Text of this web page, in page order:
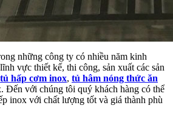
những công ty có nhiều năm kinh
vực thiết kế, thi công, sản xuất các sản
tủ hấp cơm inox, tủ hâm nóng thức ăn
Đến với chúng tôi quý khách hàng có thể
inox với chất lượng tốt và giá thành phù